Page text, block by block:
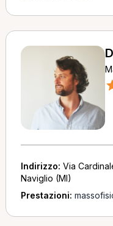
Indirizzo: Via
Naviglio (MI)
Prestazioni: